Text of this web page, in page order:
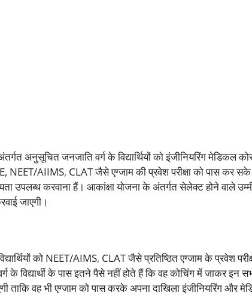
अनुसूचित जनजाति वर्ग के विद्यार्थियों को इंजीनियरिंग मेडिकल
NEET/AIIMS, CLAT जैसे एग्जाम की प्रवेश परीक्षा को पास कर
उपलब्ध करवाना हैं। आकांक्षा योजना के अंतर्गत सेलेक्ट होने वाले
जाएगी।
को NEET/AIMS, CLAT जैसे प्रतिष्ठित एग्जाम के प्रवेश
विद्यार्थी के पास इतने पैसे नहीं होते हैं कि वह कोचिंग में जाकर इन
ताकि वह भी एग्जाम को पास करके अपना दाखिला इंजीनियरिंग और